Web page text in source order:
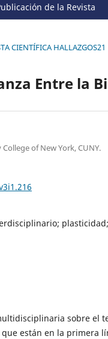
de la Revista
CIENTÍFICA HALLAZGOS21
Entre la
of New York, CUNY.
plasticidad;
sobre el
están en la primera